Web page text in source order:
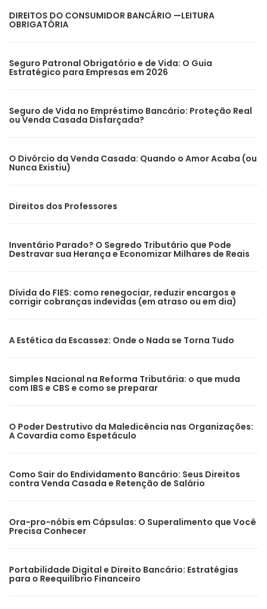
DIREITOS DO CONSUMIDOR BANCÁRIO —LEITURA
OBRIGATÓRIA
Seguro Patronal Obrigatório e de Vida: O Guia
Estratégico para Empresas em 2026
Seguro de Vida no Empréstimo Bancário: Proteção Real
ou Venda Casada Disfarçada?
O Divórcio da Venda Casada: Quando o Amor Acaba (ou
Nunca Existiu)
Direitos dos Professores
Inventário Parado? O Segredo Tributário que Pode
Destravar sua Herança e Economizar Milhares de Reais
Dívida do FIES: como renegociar, reduzir encargos e
corrigir cobranças indevidas (em atraso ou em dia)
A Estética da Escassez: Onde o Nada se Torna Tudo
Simples Nacional na Reforma Tributária: o que muda
com IBS e CBS e como se preparar
O Poder Destrutivo da Maledicência nas Organizações:
A Covardia como Espetáculo
Como Sair do Endividamento Bancário: Seus Direitos
contra Venda Casada e Retenção de Salário
Ora-pro-nóbis em Cápsulas: O Superalimento que Você
Precisa Conhecer
Portabilidade Digital e Direito Bancário: Estratégias
para o Reequilíbrio Financeiro